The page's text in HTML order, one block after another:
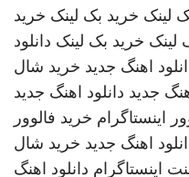
لینک خرید بک لینک خرید
لینک خرید بک لینک دانلود
اهنگ جدید خرید شال
جدید دانلود اهنگ جدید
اینستاگرام خرید فالوور
اهنگ جدید خرید شال
اینستاگرام دانلود اهنگ